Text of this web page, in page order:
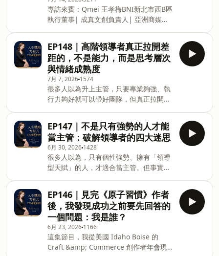
職，但可以從重新認識自己、觀察能量來
源，以及小步嘗試開始，逐漸走向真正想
要的人生。因為真正的自由，不只是能去
做想做的事，而是能選擇做自己真正喜歡
的事。五大重點人生階段改變，職涯追求
也會改變高階主管想離開，往往是因為失
去成就感阻礙轉職的，不只是薪水，還有
身分認同與沉沒成本沉默、不再表態，可
能是心理
手，到帶領 27 個分會的執行董事，Qmei
王孝梅分享她一路走來最深刻的領導體
悟。真正的領導，不是自己做得最多，而
是建立一個讓更多人願意承擔、彼此信
任、共同成長的文化。本集我們談到 BNI
如何成為一個「領導者修行的道場」，從
Givers Gain、信任建立、文化塑造，到
領導者如何放手、如何培養下一代領導
人，以及如何在充滿挑戰的位置上保持平
靜，帶領團隊持續前進。如果你是企業
主、主管，
專訪來賓：Qmei 王孝梅BNI新北市西B區
執行董事| 成真文創負責人| 亞洲商媒會
統籌、交往（以執行力優勢領域最為突
出）很多人以為，成功的人從小就是風雲
人物。但 Qmei分享，自己學生時代其實
是一位沒有太多存在感的普通學生，沒有
亮眼成績，也不是班上的焦點人物。真正
改變她人生的，不是天生特別，而是一路
累積出來的責任感、執行力，以及每一次
都「說到做到」的態度。從英文老師、創
業，到投入 IP 授權與品牌經營，她一步
步找到屬於自己的定位。這集也透過
Gallup CliftonStrengths 天賦解析，看
見她為什麼總能把事情做到最好、持續優
化自己，以及如何把不同資源串連成新的
合作機會。如果你正在創業、帶團隊，或
希望找到自己的優勢打法，這集會帶給你
許多啟發。本集五大重點：1. 真正的領導
者，不一定從小就是明星人物QMA 分享
自己學生時代並不起眼，卻一路透過責
EP148｜高階領導者真正拉開差
距的，不是能力，而是思考層次
與情緒成熟度
7月 7, 2026 1574
很多人以為升上主管，只要專業夠強、執
行力夠好就可以帶好團隊，但真正拉開高
力，而是思考問題的深度、策略視角，以
及面對壓力時的情緒成熟度。本集我們從
跨國企業的實務經驗出發，分享高階主管
每天真正思考的是什麼：如何設定優先順
序、平衡資源、理解不同利害關係人，以
及評估每個決策帶來的長期影響。同時，
也從 Gallup 優勢天賦的角度探討，為什
麼有些領導者容易過度壓抑、過度同理，
甚至讓情緒影響判斷與決策。當你懂得善
用自己的天賦，而不是被天賦牽著走，才
能真正成為讓團隊安心追隨的領導者。本
集五大重點：高階領導者思考的是影響，
而不只是完成任務策略視角可以培養，天
賦優勢需要善用成熟的領導者，懂得理解
EP147｜不是只有強勢的人才能
當主管：破解領導者的四大迷思
6月 30, 2026 1428
很多人以為，只有個性強勢、擁有「領導
型天賦」的人，才適合當主管。但事實正
人的風格，而是充分發揮自己的天賦，建
立屬於自己的影響力。本集除了分享為什
麼有些人專業能力很好卻始終無法升遷，
也會解析企業真正重視的領導特質，以及
Gallup CliftonStrengths 四大優勢領域
如何發展出完全不同、卻同樣成功的領導
風格。如果你正在帶團隊、希望升遷，或
EP146｜見完《原子習慣》作者
後，我發現成功之前要先回答的
一個問題：我是誰？
6月 23, 2026 1166
這集節目，我從美國 Idaho Boise 的
Craft &amp; Commerce 創作者年會現